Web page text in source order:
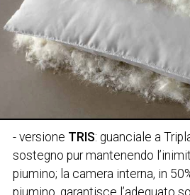
- versione TRIS: guanciale a
sostegno pur mantenendo
piumino; la camera interna, in